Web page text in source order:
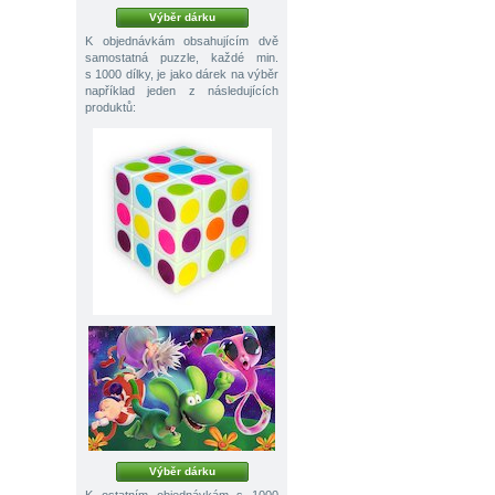
Výběr dárku
K objednávkám obsahujícím dvě
samostatná puzzle, každé min.
s 1000 dílky, je jako dárek na výběr
například jeden z následujících
produktů:
Výběr dárku